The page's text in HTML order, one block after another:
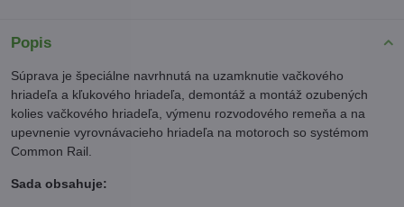
Popis
Súprava je špeciálne navrhnutá na uzamknutie vačkového
hriadeľa a kľukového hriadeľa, demontáž a montáž ozubených
kolies vačkového hriadeľa, výmenu rozvodového remeňa a na
upevnenie vyrovnávacieho hriadeľa na motoroch so systémom
Common Rail.
Sada obsahuje: